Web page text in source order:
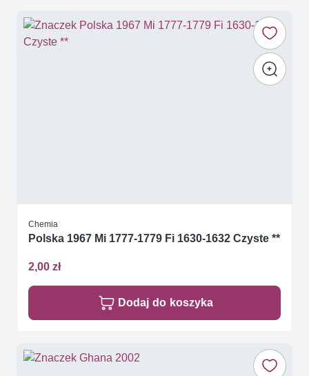
Chemia
Polska 1967 Mi 1777-1779 Fi 1630-1632 Czyste **
2,00 zł
Dodaj do koszyka